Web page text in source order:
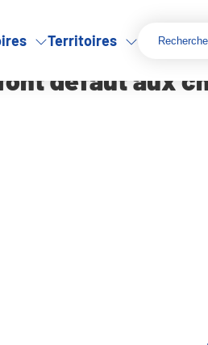
Territoires
d’entreprises
défaut aux